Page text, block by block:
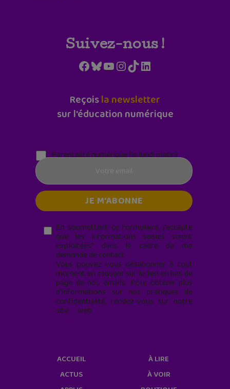
Suivez-nous !
Facebook
Bluesky
YouTube
Instagram
TikTokLinkedIn
Reçoisla newsletter
sur l'éducation numérique
Parentalité numérique (le lundi matin)
En soumettant ce formulaire, j’accepte
que les informations saisies soient
exploitées* dans le cadre de ma
demande de contact.
Vous pouvez vous désabonner à tout
moment en cliquant sur le lien en bas de
page de nos emails. Pour obtenir plus
d'informations sur nos pratiques de
confidentialité, rendez-vous sur notre
site web
ACCUEIL
ACTUS
À LIRE
À VOIR